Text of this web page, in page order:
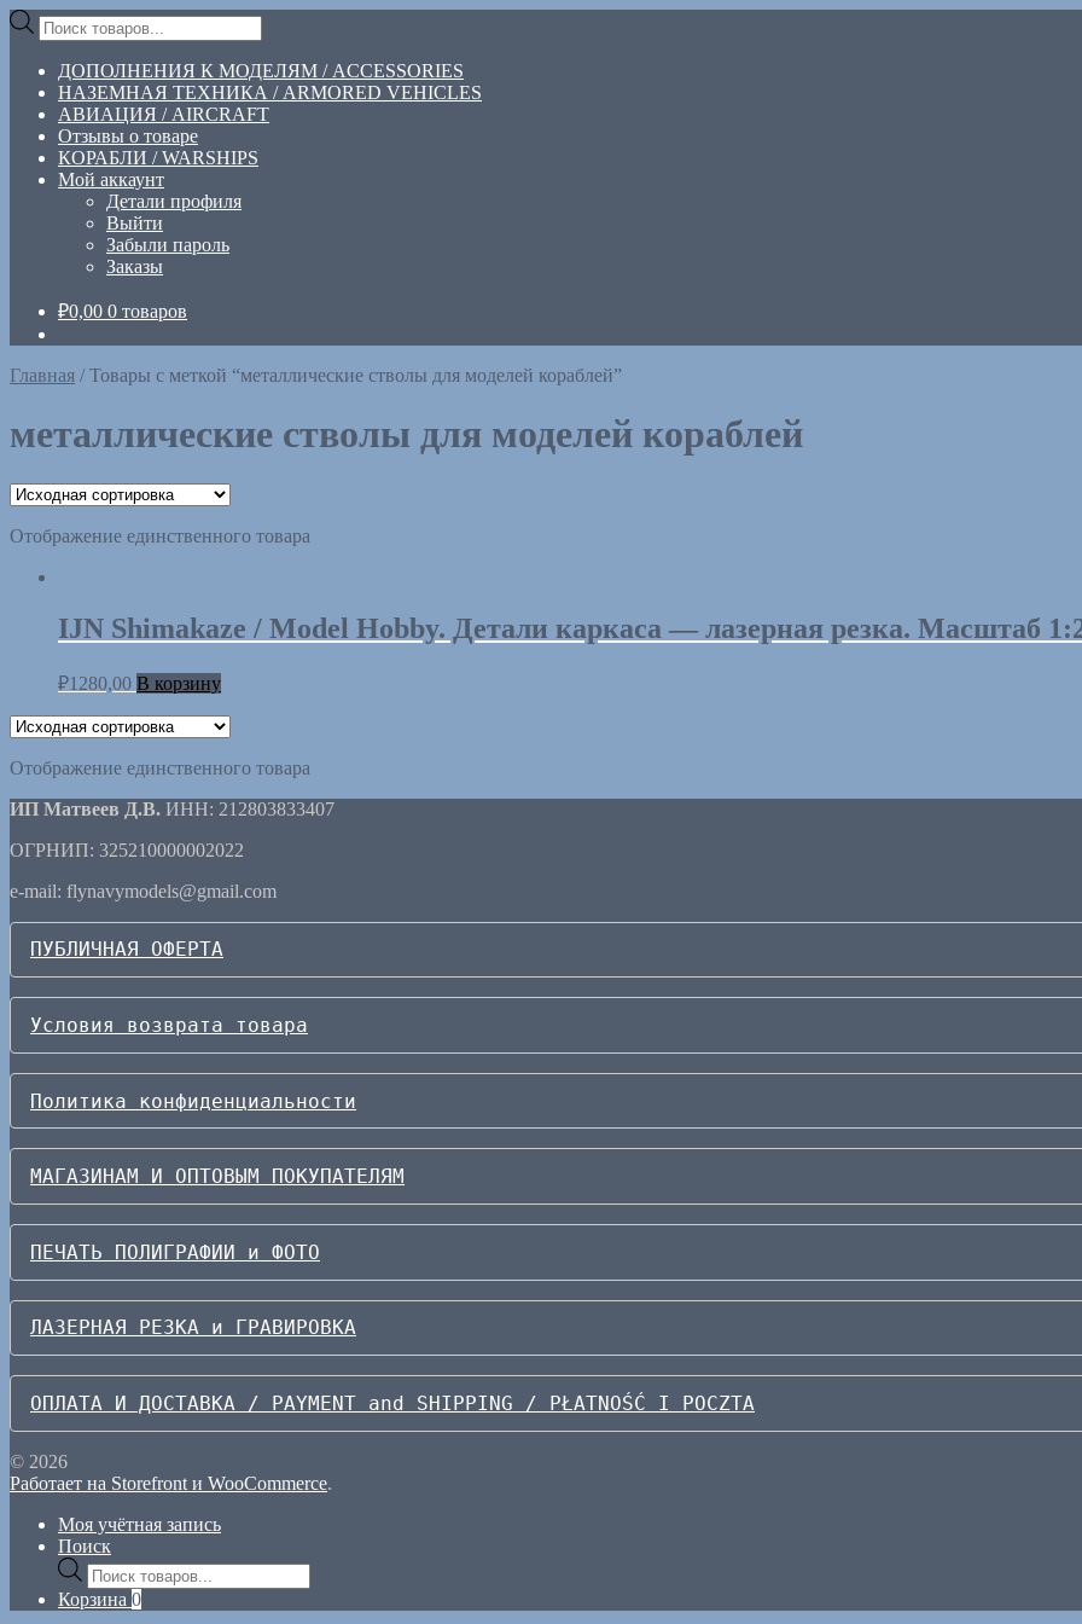
Перейти
навигации
Перейти
содержимому
Поиск
товаров
ДОПОЛНЕНИЯ К МОДЕЛЯМ / ACCESSORIES
НАЗЕМНАЯ ТЕХНИКА / ARMORED VEHICLES
АВИАЦИЯ / AIRCRAFT
Отзывы о товаре
КОРАБЛИ / WARSHIPS
Мой аккаунт
Детали профиля
Выйти
Забыли пароль
Заказы
₽0,00 0 товаров
Главная /Товары с меткой “металлические стволы для моделей кораблей”
металлические стволы для моделей кораблей
Отображение единственного товара
IJN Shimakaze / Model Hobby. Детали каркаса — лазерная резка. Масштаб
₽1280,00 В корзину
Отображение единственного товара
ИП Матвеев Д.В. ИНН: 212803833407
ОГРНИП: 325210000002022
e-mail: flynavymodels@gmail.com
ПУБЛИЧНАЯ ОФЕРТА
Условия возврата товара
Политика конфиденциальности
МАГАЗИНАМ И ОПТОВЫМ ПОКУПАТЕЛЯМ
ПЕЧАТЬ ПОЛИГРАФИИ и ФОТО
ЛАЗЕРНАЯ РЕЗКА и ГРАВИРОВКА
ОПЛАТА И ДОСТАВКА / PAYMENT and SHIPPING / PŁATNOŚĆ I POCZTA
© 2026
Работает на Storefront и WooCommerce.
Моя учётная запись
Поиск
Поиск
товаров
Корзина 0